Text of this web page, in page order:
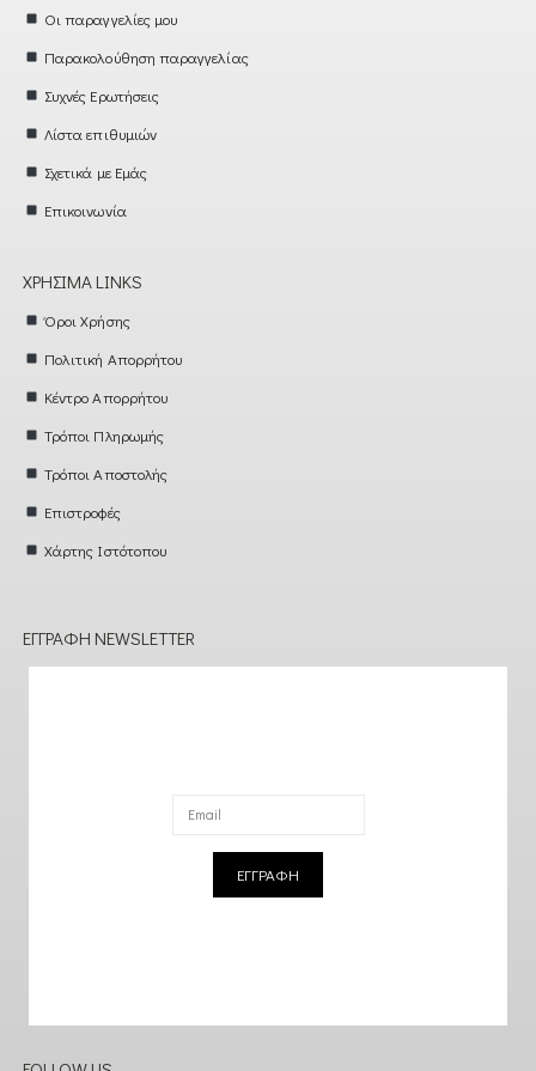
Οι παραγγελίες μου
Παρακολούθηση παραγγελίας
Συχνές Ερωτήσεις
Λίστα επιθυμιών
Σχετικά με Εμάς
Επικοινωνία
ΧΡΉΣΙΜΑ LINKS
Όροι Χρήσης
Πολιτική Απορρήτου
Κέντρο Απορρήτου
Τρόποι Πληρωμής
Τρόποι Αποστολής
Επιστροφές
Χάρτης Ιστότοπου
ΕΓΓΡΑΦΉ NEWSLETTER
ΕΓΓΡΑΦΗ